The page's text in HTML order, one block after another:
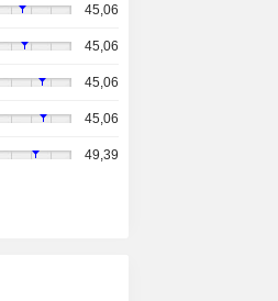
45,06
45,06
45,06
45,06
49,39